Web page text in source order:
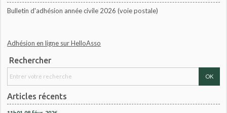
Bulletin d'adhésion année civile 2026 (voie postale)
Adhésion en ligne sur HelloAsso
Rechercher
Articles récents